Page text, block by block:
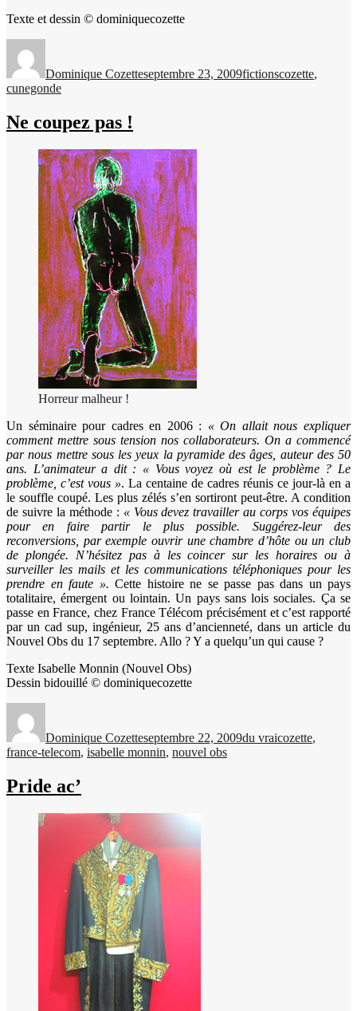
Texte et dessin © dominiquecozette
Dominique Cozetteseptembre 23, 2009fictionscozette,
cunegonde
Ne coupez pas !
Horreur malheur !
Un séminaire pour cadres en 2006 : « On allait nous expliquer
comment mettre sous tension nos collaborateurs. On a commencé
par nous mettre sous les yeux la pyramide des âges, auteur des 50
ans. L’animateur a dit : « Vous voyez où est le problème ? Le
problème, c’est vous ». La centaine de cadres réunis ce jour-là en a
le souffle coupé. Les plus zélés s’en sortiront peut-être. A condition
de suivre la méthode : « Vous devez travailler au corps vos équipes
pour en faire partir le plus possible. Suggérez-leur des
reconversions, par exemple ouvrir une chambre d’hôte ou un club
de plongée. N’hésitez pas à les coincer sur les horaires ou à
surveiller les mails et les communications téléphoniques pour les
prendre en faute ». Cette histoire ne se passe pas dans un pays
totalitaire, émergent ou lointain. Un pays sans lois sociales. Ça se
passe en France, chez France Télécom précisément et c’est rapporté
par un cad sup, ingénieur, 25 ans d’ancienneté, dans un article du
Nouvel Obs du 17 septembre. Allo ? Y a quelqu’un qui cause ?
Texte Isabelle Monnin (Nouvel Obs)
Dessin bidouillé © dominiquecozette
Dominique Cozetteseptembre 22, 2009du vraicozette,
france-telecom, isabelle monnin, nouvel obs
Pride ac’